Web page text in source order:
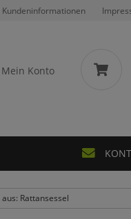
Kundeninformationen
Mein Konto
Rattansessel